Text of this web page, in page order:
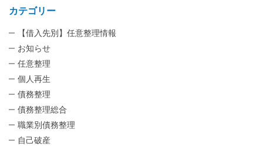
カテゴリー
【借入先別】任意整理情報
お知らせ
任意整理
個人再生
債務整理
債務整理総合
職業別債務整理
自己破産